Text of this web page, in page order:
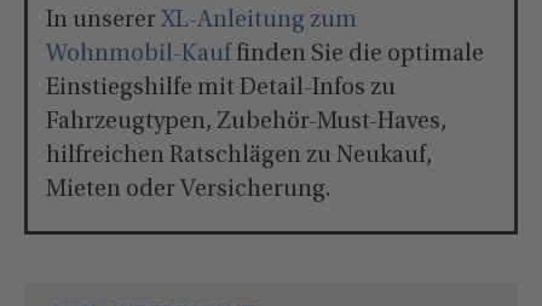
In unserer XL-Anleitung zum
Wohnmobil-Kauf finden Sie die optimale
Einstiegshilfe mit Detail-Infos zu
Fahrzeugtypen, Zubehör-Must-Haves,
hilfreichen Ratschlägen zu Neukauf,
Mieten oder Versicherung.